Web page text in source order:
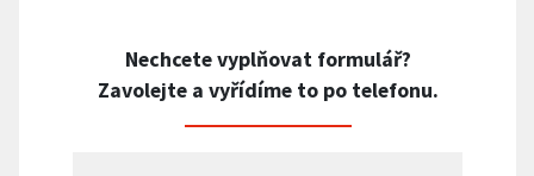
Nechcete vyplňovat formulář?
Zavolejte a vyřídíme to po telefonu.